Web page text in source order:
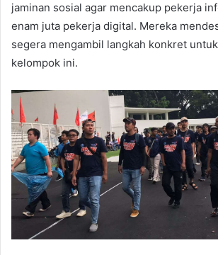
jaminan sosial agar mencakup pekerja
enam juta pekerja digital. Mereka
segera mengambil langkah konkret
kelompok ini.